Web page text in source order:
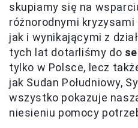
skupiamy się na
różnorodnymi
jak i wynikającymi z
tych lat dotarliśmy do
tylko w Polsce, lecz
jak Sudan Południowy,
wszystko pokazuje
niesieniu pomocy